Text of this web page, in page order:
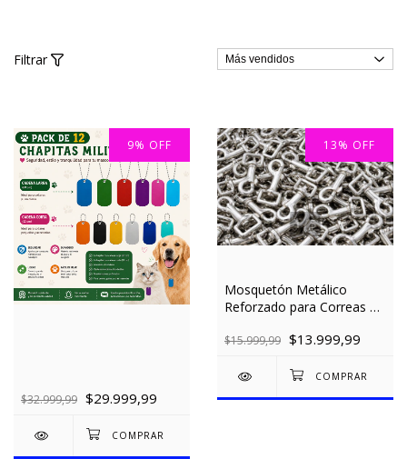
Filtrar
9% OFF
$32.999,99 $29.999,99
1/5
13% OFF
Mosquetón Metálico
Reforzado para Correas de
x 10 unidades
$15.999,99 $13.999,99